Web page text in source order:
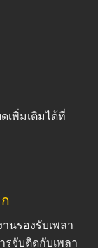
เพิ่มเติมได้ที่
นรองรับเพลา
รจับติดกับเพลา